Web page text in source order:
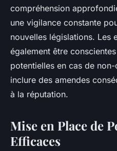
compréhension
une vigilance constante
nouvelles législations. Les
également être
potentielles en cas de
inclure des amendes
à la réputation.
Mise en Place de
Efficaces